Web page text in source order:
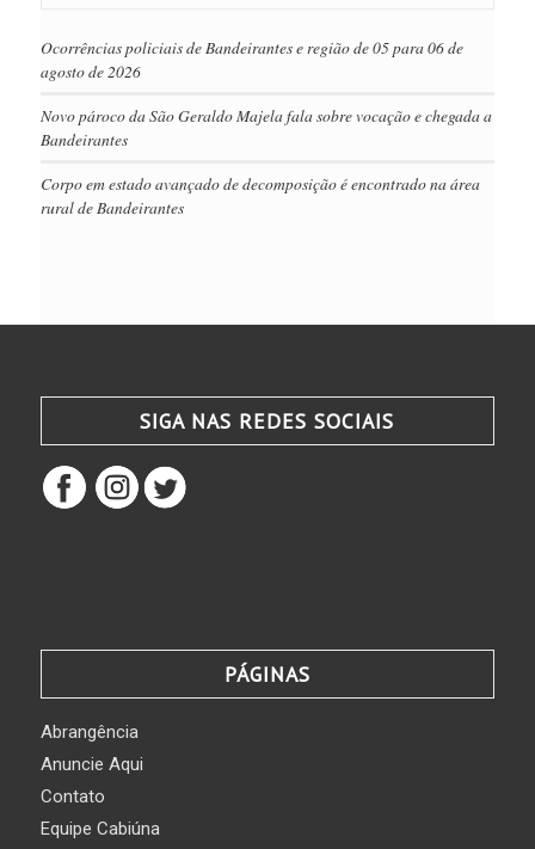
Ocorrências policiais de Bandeirantes e região de 05 para 06 de
agosto de 2026
Novo pároco da São Geraldo Majela fala sobre vocação e chegada a
Bandeirantes
Corpo em estado avançado de decomposição é encontrado na área
rural de Bandeirantes
SIGA NAS REDES SOCIAIS
PÁGINAS
Abrangência
Anuncie Aqui
Contato
Equipe Cabiúna